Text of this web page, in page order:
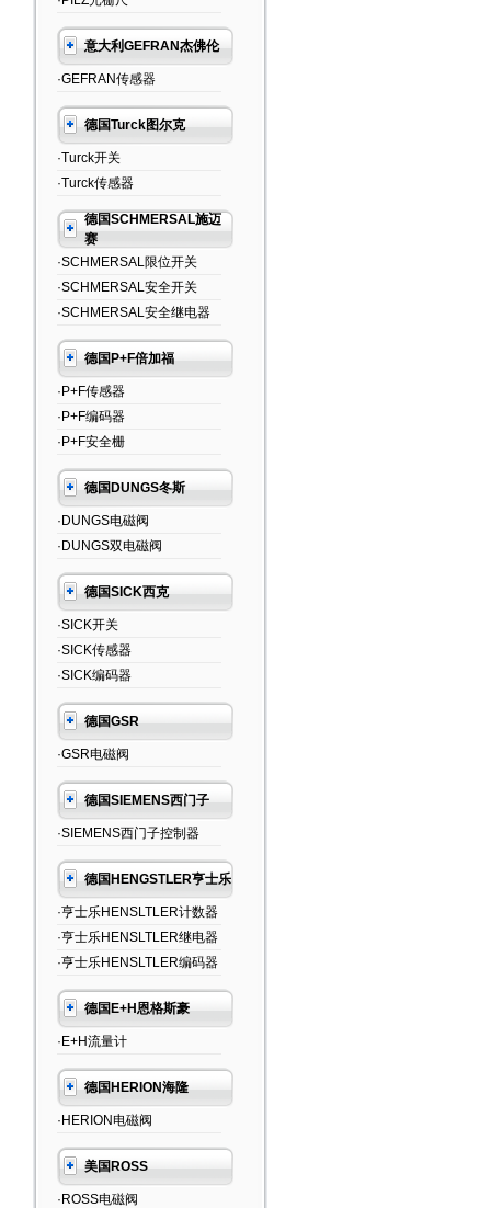
意大利GEFRAN杰佛伦
·GEFRAN传感器
德国Turck图尔克
·Turck开关
·Turck传感器
德国SCHMERSAL施迈
赛
·SCHMERSAL限位开关
·SCHMERSAL安全开关
·SCHMERSAL安全继电器
德国P+F倍加福
·P+F传感器
·P+F编码器
·P+F安全栅
德国DUNGS冬斯
·DUNGS电磁阀
·DUNGS双电磁阀
德国SICK西克
·SICK开关
·SICK传感器
·SICK编码器
德国GSR
·GSR电磁阀
德国SIEMENS西门子
·SIEMENS西门子控制器
德国HENGSTLER亨士乐
·亨士乐HENSLTLER计数器
·亨士乐HENSLTLER继电器
·亨士乐HENSLTLER编码器
德国E+H恩格斯豪
·E+H流量计
德国HERION海隆
·HERION电磁阀
美国ROSS
·ROSS电磁阀